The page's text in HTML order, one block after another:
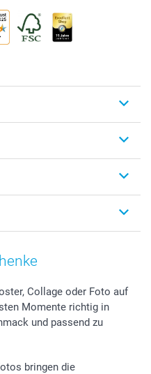
Collage oder Foto auf
Momente richtig in
und passend zu
bringen die